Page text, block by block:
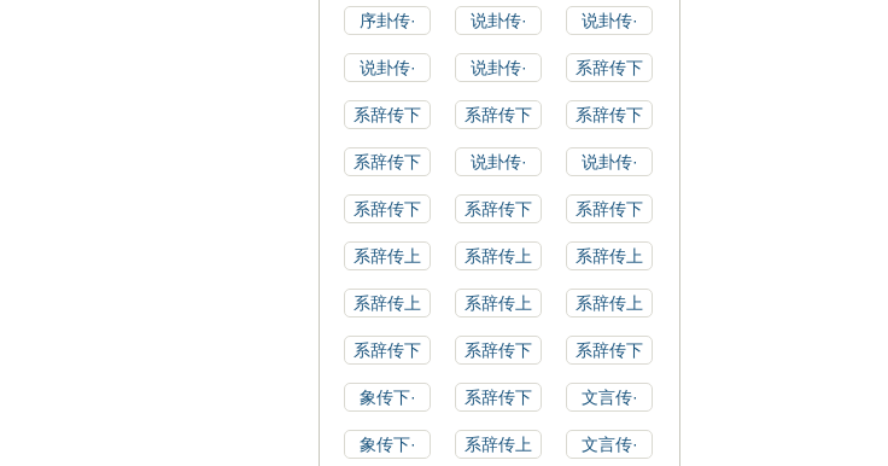
序卦传· 说卦传· 说卦传·
说卦传· 说卦传· 系辞传下
系辞传下 系辞传下 系辞传下
系辞传下 说卦传· 说卦传·
系辞传下 系辞传下 系辞传下
系辞传上 系辞传上 系辞传上
系辞传上 系辞传上 系辞传上
系辞传下 系辞传下 系辞传下
象传下· 系辞传下 文言传·
象传下· 系辞传上 文言传·